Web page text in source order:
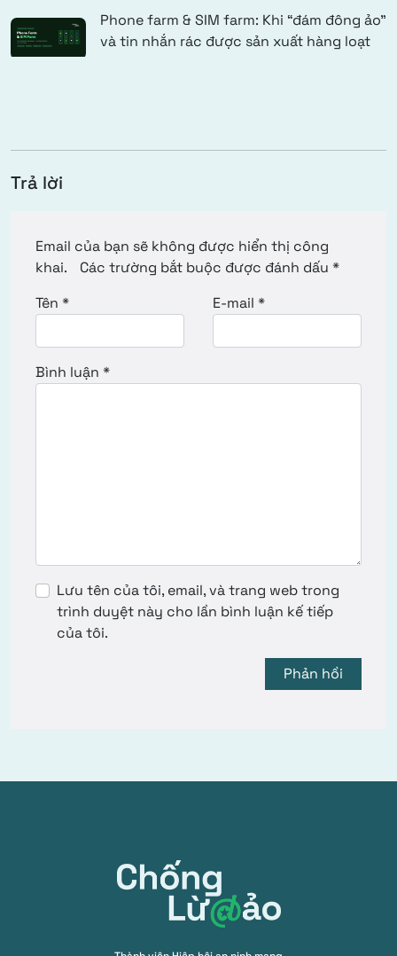
Phone farm & SIM farm: Khi “đám đông ảo”
và tin nhắn rác được sản xuất hàng loạt
Trả lời
Email của bạn sẽ không được hiển thị công
khai.
Các trường bắt buộc được đánh dấu *
Tên * E-mail *
Bình luận *
Lưu tên của tôi, email, và trang web trong
trình duyệt này cho lần bình luận kế tiếp
của tôi.